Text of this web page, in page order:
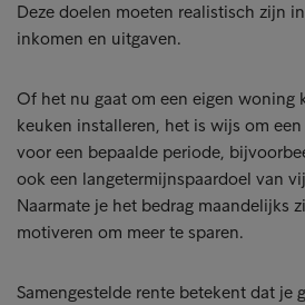
Deze doelen moeten realistisch zijn
inkomen en uitgaven.
Of het nu gaat om een eigen woning
keuken installeren, het is wijs om
voor een bepaalde periode,
ook een langetermijnspaardoel van
Naarmate je het bedrag maandelijks
motiveren om meer te sparen.
Samengestelde rente betekent dat je